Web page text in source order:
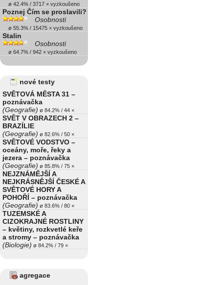
ø 42.4% / 3717 × vyzkoušeno
Poznej Čím se proslavili?
Osobnosti
ø 55.3% / 15475 × vyzkoušeno
Stalin
Osobnosti
ø 64.7% / 942 × vyzkoušeno
nové testy
SVĚTOVÁ MĚSTA 31 –
poznávačka
(Geografie) ø 84.2% / 44 ×
SVĚT V OBRAZECH 2 –
BRAZÍLIE
(Geografie) ø 82.6% / 50 ×
SVĚTOVÉ VODSTVO –
oceány, moře, řeky a
jezera – poznávačka
(Geografie) ø 85.8% / 75 ×
NEJZNÁMĚJŠÍ A
NEJKRÁSNĚJŠÍ ČESKÉ A
SVĚTOVÉ HORY A
POHOŘÍ – poznávačka
(Geografie) ø 83.6% / 80 ×
TUZEMSKÉ A
CIZOKRAJNÉ ROSTLINY
– květiny, rozkvetlé keře
a stromy – poznávačka
(Biologie) ø 84.2% / 79 ×
agregace